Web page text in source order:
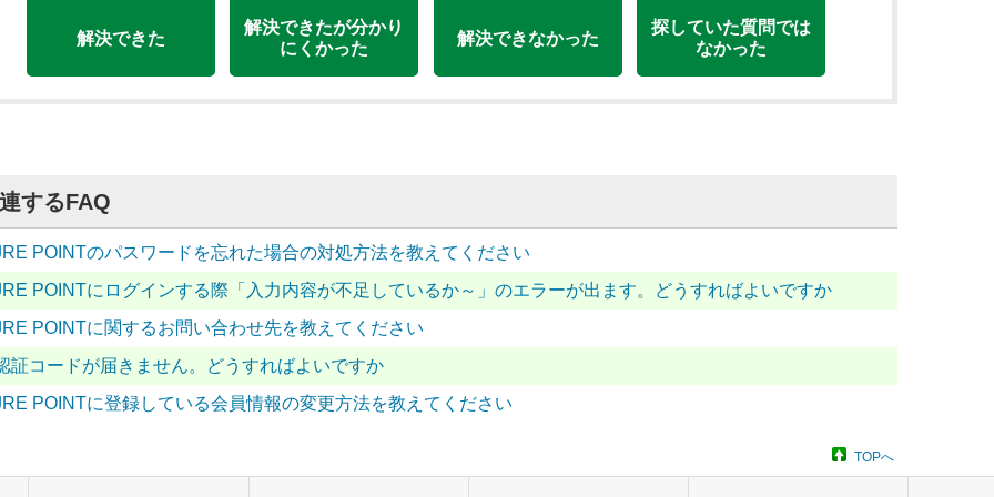
解決できた
解決できたが分かり
にくかった
解決できなかった
探していた質問では
なかった
するFAQ
POINTのパスワードを忘れた場合の対処方法を教えてください
POINTにログインする際「入力内容が不足しているか～」のエラーが出ます。どうすればよいですか
POINTに関するお問い合わせ先を教えてください
証コードが届きません。どうすればよいですか
POINTに登録している会員情報の変更方法を教えてください
TOPへ